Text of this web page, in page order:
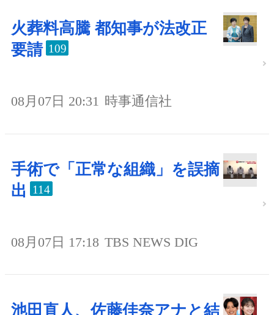
火葬料高騰 都知事が法改正
要請 109
08月07日 20:31 時事通信社
手術で「正常な組織」を誤摘
出
114
08月07日 17:18 TBS NEWS DIG
池田直人、佐藤佳奈アナと結